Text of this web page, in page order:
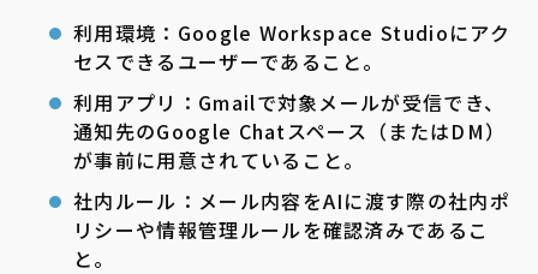
利用環境：Google Workspace Studioにアク
セスできるユーザーであること。
利用アプリ：Gmailで対象メールが受信でき、
通知先のGoogle Chatスペース（またはDM）
が事前に用意されていること。
社内ルール：メール内容をAIに渡す際の社内ポ
リシーや情報管理ルールを確認済みであるこ
と。